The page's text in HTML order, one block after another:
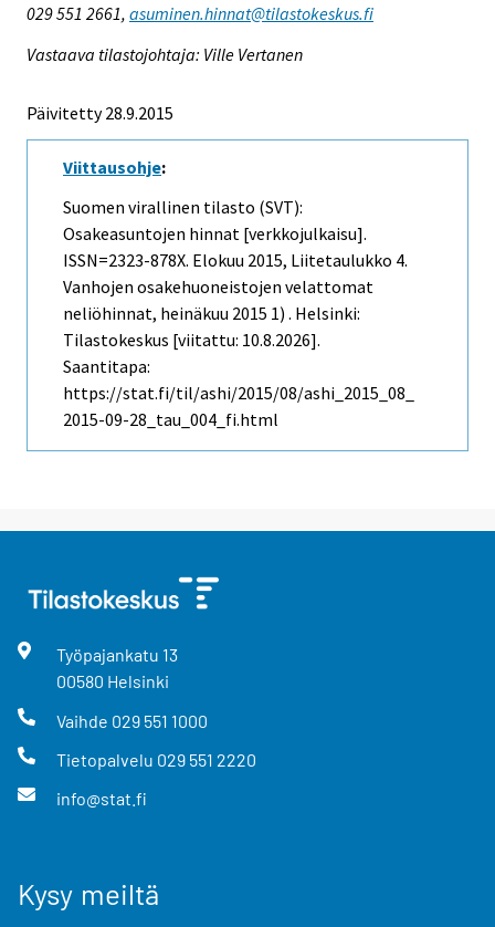
029 551 2661, asuminen.hinnat@tilastokeskus.fi
Vastaava tilastojohtaja: Ville Vertanen
Päivitetty 28.9.2015
Viittausohje:
Suomen virallinen tilasto (SVT):
Osakeasuntojen hinnat [verkkojulkaisu].
ISSN=2323-878X. Elokuu 2015, Liitetaulukko 4.
Vanhojen osakehuoneistojen velattomat
neliöhinnat, heinäkuu 2015 1) . Helsinki:
Tilastokeskus [viitattu: 10.8.2026].
Saantitapa:
https://stat.fi/til/ashi/2015/08/ashi_2015_08_
2015-09-28_tau_004_fi.html
Työpajankatu 13
00580 Helsinki
Vaihde 029 551 1000
Tietopalvelu 029 551 2220
info@stat.fi
Kysy meiltä